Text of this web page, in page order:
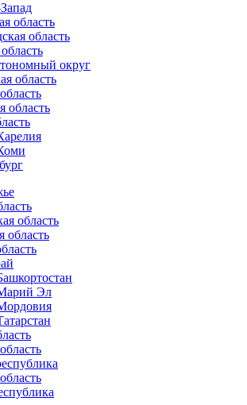
область
область
округ
область
область
область
область
Эл